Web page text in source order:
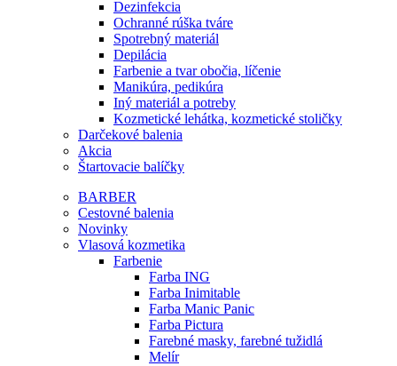
Dezinfekcia
Ochranné rúška tváre
Spotrebný materiál
Depilácia
Farbenie a tvar obočia, líčenie
Manikúra, pedikúra
Iný materiál a potreby
Kozmetické lehátka, kozmetické stoličky
Darčekové balenia
Akcia
Štartovacie balíčky
BARBER
Cestovné balenia
Novinky
Vlasová kozmetika
Farbenie
Farba ING
Farba Inimitable
Farba Manic Panic
Farba Pictura
Farebné masky, farebné tužidlá
Melír